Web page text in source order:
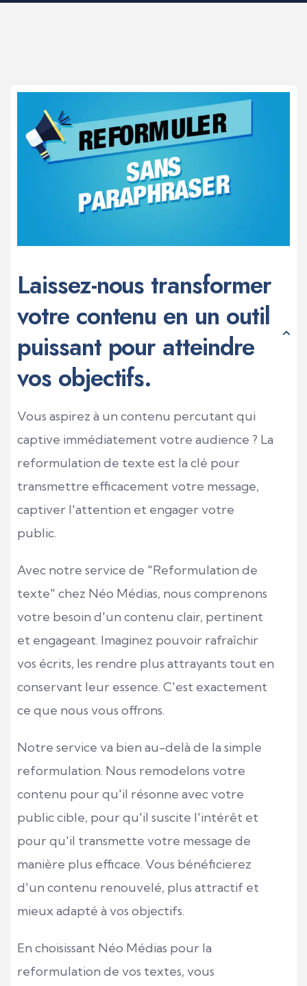
Laissez-nous transformer
votre contenu en un outil
puissant pour atteindre
vos objectifs.
Vous aspirez à un contenu percutant qui
captive immédiatement votre audience ? La
reformulation de texte est la clé pour
transmettre efficacement votre message,
captiver l'attention et engager votre
public.
Avec notre service de "Reformulation de
texte" chez Néo Médias, nous comprenons
votre besoin d'un contenu clair, pertinent
et engageant. Imaginez pouvoir rafraîchir
vos écrits, les rendre plus attrayants tout en
conservant leur essence. C'est exactement
ce que nous vous offrons.
Notre service va bien au-delà de la simple
reformulation. Nous remodelons votre
contenu pour qu'il résonne avec votre
public cible, pour qu'il suscite l'intérêt et
pour qu'il transmette votre message de
manière plus efficace. Vous bénéficierez
d'un contenu renouvelé, plus attractif et
mieux adapté à vos objectifs.
En choisissant Néo Médias pour la
reformulation de vos textes, vous